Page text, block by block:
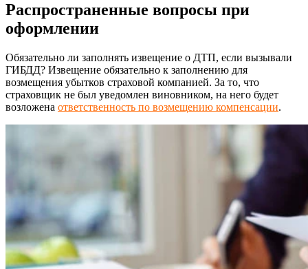
Распространенные вопросы при
оформлении
Обязательно ли заполнять извещение о ДТП, если вызывали
ГИБДД? Извещение обязательно к заполнению для
возмещения убытков страховой компанией. За то, что
страховщик не был уведомлен виновником, на него будет
возложена ответственность по возмещению компенсации.